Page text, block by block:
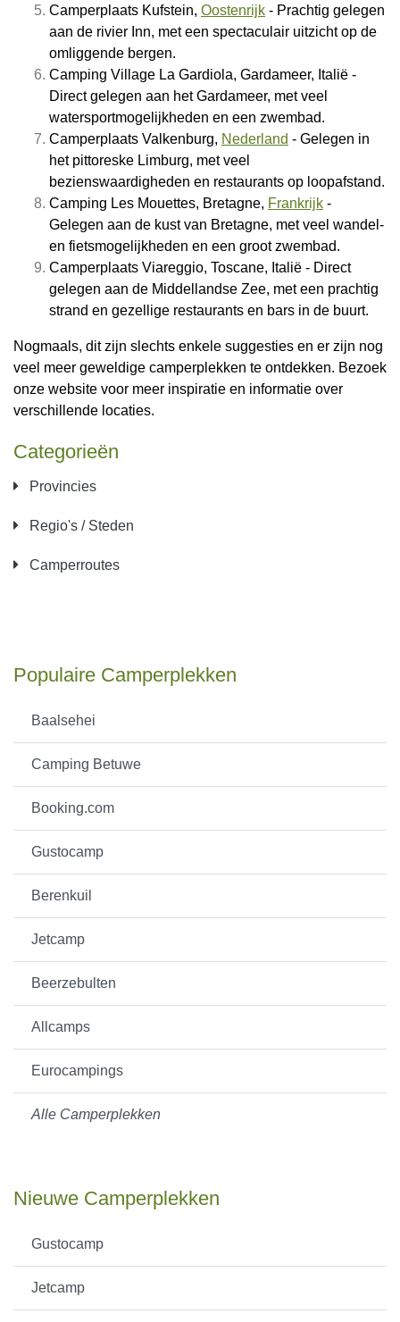
Categorieën
Provincies
Regio's / Steden
Camperroutes
Populaire Camperplekken
Baalsehei
Camping Betuwe
Booking.com
Gustocamp
Berenkuil
Jetcamp
Beerzebulten
Allcamps
Eurocampings
Alle Camperplekken
Nieuwe Camperplekken
Gustocamp
Jetcamp
Camperplaats Kufstein, Oostenrijk - Prachtig gelegen
aan de rivier Inn, met een spectaculair uitzicht op de
omliggende bergen.
Camping Village La Gardiola, Gardameer, Italië -
Direct gelegen aan het Gardameer, met veel
watersportmogelijkheden en een zwembad.
Camperplaats Valkenburg, Nederland - Gelegen in
het pittoreske Limburg, met veel
bezienswaardigheden en restaurants op loopafstand.
Camping Les Mouettes, Bretagne, Frankrijk -
Gelegen aan de kust van Bretagne, met veel wandel-
en fietsmogelijkheden en een groot zwembad.
Camperplaats Viareggio, Toscane, Italië - Direct
gelegen aan de Middellandse Zee, met een prachtig
strand en gezellige restaurants en bars in de buurt.
Nogmaals, dit zijn slechts enkele suggesties en er zijn nog
veel meer geweldige camperplekken te ontdekken. Bezoek
onze website voor meer inspiratie en informatie over
verschillende locaties.